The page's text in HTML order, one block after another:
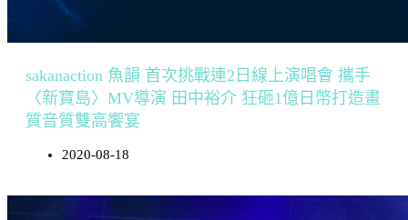
sakanaction 魚韻 首次挑戰連2日線上演唱會 攜手
〈新寶島〉MV導演 田中裕介 狂砸1億日幣打造畫
質音質雙高饗宴
2020-08-18